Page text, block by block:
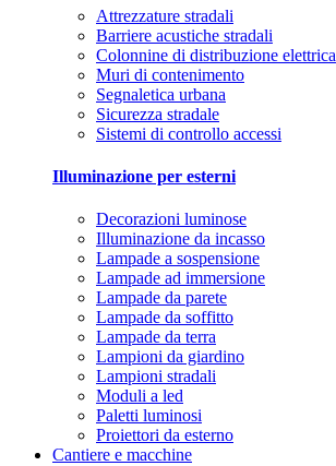
Attrezzature stradali
Barriere acustiche stradali
Colonnine di distribuzione elettrica
Muri di contenimento
Segnaletica urbana
Sicurezza stradale
Sistemi di controllo accessi
Illuminazione per esterni
Decorazioni luminose
Illuminazione da incasso
Lampade a sospensione
Lampade ad immersione
Lampade da parete
Lampade da soffitto
Lampade da terra
Lampioni da giardino
Lampioni stradali
Moduli a led
Paletti luminosi
Proiettori da esterno
Cantiere e macchine